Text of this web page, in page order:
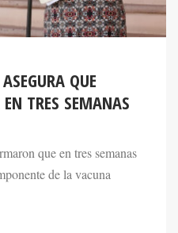
QUE
TRES SEMANAS
que en tres semanas
de la vacuna